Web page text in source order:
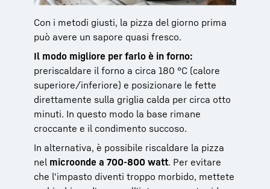
Con i metodi giusti, la pizza del giorno prima
può avere un sapore quasi fresco.
Il modo migliore per farlo è in forno:
preriscaldare il forno a circa 180 °C (calore
superiore/inferiore) e posizionare le fette
direttamente sulla griglia calda per circa otto
minuti. In questo modo la base rimane
croccante e il condimento succoso.
In alternativa, è possibile riscaldare la pizza
nel microonde a 700-800 watt. Per evitare
che l'impasto diventi troppo morbido, mettete